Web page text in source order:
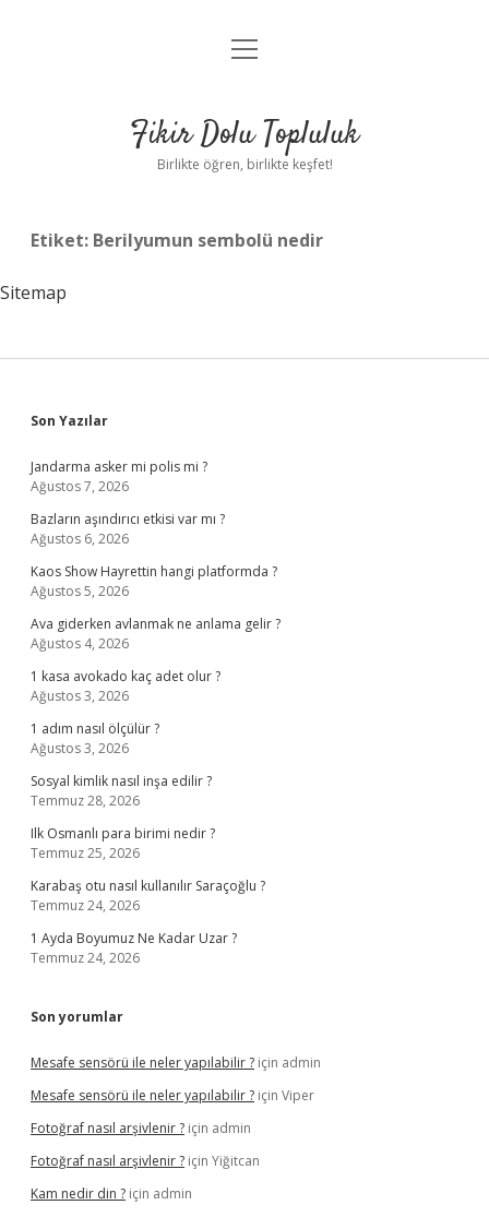
Anasayfa
Yasal Uyarı
menüyü
Fikir Dolu Topluluk
Birlikte öğren, birlikte keşfet!
Etiket: Berilyumun sembolü nedir
Sitemap
Sidebar
Son Yazılar
Jandarma asker mi polis mi ?
Ağustos 7, 2026
Bazların aşındırıcı etkisi var mı ?
Ağustos 6, 2026
Kaos Show Hayrettin hangi platformda ?
Ağustos 5, 2026
Ava giderken avlanmak ne anlama gelir ?
Ağustos 4, 2026
1 kasa avokado kaç adet olur ?
Ağustos 3, 2026
1 adım nasıl ölçülür ?
Ağustos 3, 2026
Sosyal kimlik nasıl inşa edilir ?
Temmuz 28, 2026
Ilk Osmanlı para birimi nedir ?
Temmuz 25, 2026
Karabaş otu nasıl kullanılır Saraçoğlu ?
Temmuz 24, 2026
1 Ayda Boyumuz Ne Kadar Uzar ?
Temmuz 24, 2026
Son yorumlar
Mesafe sensörü ile neler yapılabilir ? için admin
Mesafe sensörü ile neler yapılabilir ? için Viper
Fotoğraf nasıl arşivlenir ? için admin
Fotoğraf nasıl arşivlenir ? için Yiğitcan
Kam nedir din ? için admin